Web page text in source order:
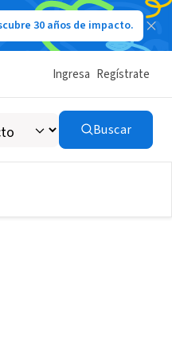
30 años de impacto.
Ingresa Regístrate
Buscar